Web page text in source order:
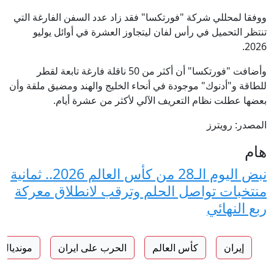
ووفقا لمحللي شركة "فورتكسا" فقد زاد عدد السفن الفارغة التي
تنتظر التحميل في رأس لفان ليتجاوز العشرة في أوائل يوليو
2026.
وأضافت "فورتكسا" أن أكثر من 50 ناقلة فارغة تابعة لقطر
للطاقة و"أدنوك" ⁠موجودة في أنحاء الخليج والهند ومضيق ملقة وأن
بعضها عطلت نظام التعريف الآلي لأكثر من عشرة أيام.
المصدر: رويترز
هام
نبض اليوم الـ28 من كأس العالم 2026.. ثمانية
منتخبات تواصل الحلم وترقب لانطلاق معركة
ربع النهائي
إيران كأس العالم الحرب على ايران مونديال 2026